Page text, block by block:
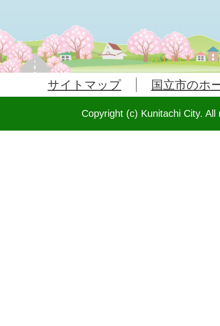
サイトマップ 国立市のホ
Copyright (c) Kunitachi City.